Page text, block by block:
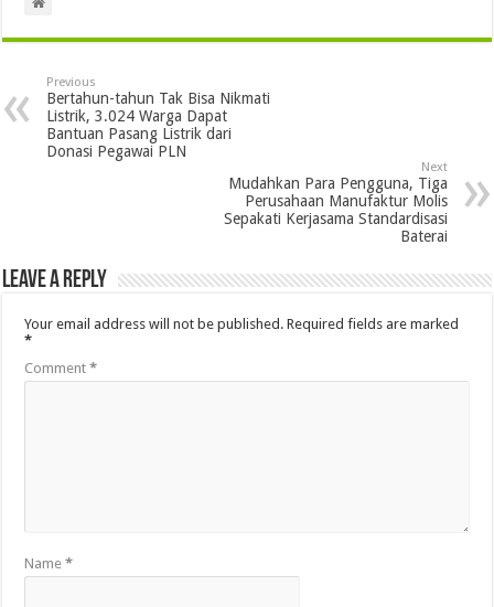
Previous
Bertahun-tahun Tak Bisa Nikmati
Listrik, 3.024 Warga Dapat
Bantuan Pasang Listrik dari
Donasi Pegawai PLN
Next
Mudahkan Para Pengguna, Tiga
Perusahaan Manufaktur Molis
Sepakati Kerjasama Standardisasi
Baterai
Leave a Reply
Your email address will not be published. Required fields are marked
*
Comment*
Name*